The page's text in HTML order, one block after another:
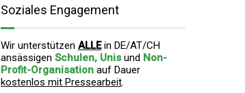
Soziales Engagement
Wir unterstützen ALLEin DE/AT/CH
ansässigen Schulen, Unis und Non-
Profit-Organisation auf Dauer
kostenlos mit Pressearbeit.